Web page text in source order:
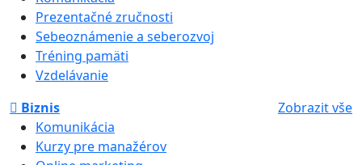
Prezentačné zručnosti
Sebeoznámenie a seberozvoj
Tréning pamäti
Vzdelávanie
Biznis
Zobrazit vše
Komunikácia
Kurzy pre manažérov